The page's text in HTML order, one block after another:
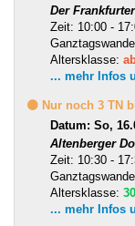
Der
Zeit: 10:00 -
Altersklasse:
... mehr Infos
🟡 Nur noch 3 TN
Datum: So,
Altenberger
Zeit: 10:30 -
Altersklasse:
... mehr Infos